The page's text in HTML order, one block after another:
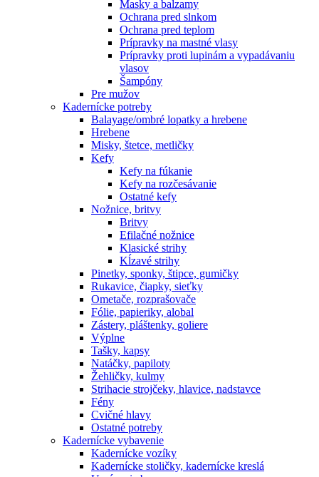
Masky a balzamy
Ochrana pred slnkom
Ochrana pred teplom
Prípravky na mastné vlasy
Prípravky proti lupinám a vypadávaniu
vlasov
Šampóny
Pre mužov
Kadernícke potreby
Balayage/ombré lopatky a hrebene
Hrebene
Misky, štetce, metličky
Kefy
Kefy na fúkanie
Kefy na rozčesávanie
Ostatné kefy
Nožnice, britvy
Britvy
Efilačné nožnice
Klasické strihy
Kĺzavé strihy
Pinetky, sponky, štipce, gumičky
Rukavice, čiapky, sieťky
Ometače, rozprašovače
Fólie, papieriky, alobal
Zástery, pláštenky, goliere
Výplne
Tašky, kapsy
Natáčky, papiloty
Žehličky, kulmy
Strihacie strojčeky, hlavice, nadstavce
Fény
Cvičné hlavy
Ostatné potreby
Kadernícke vybavenie
Kadernícke vozíky
Kadernícke stoličky, kadernícke kreslá